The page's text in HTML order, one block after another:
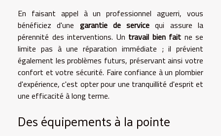
En faisant appel à un professionnel aguerri, vous
bénéficiez d'une garantie de service qui assure la
pérennité des interventions. Un travail bien fait ne se
limite pas à une réparation immédiate ; il prévient
également les problèmes futurs, préservant ainsi votre
confort et votre sécurité. Faire confiance à un plombier
d'expérience, c'est opter pour une tranquillité d'esprit et
une efficacité à long terme.
Des équipements à la pointe